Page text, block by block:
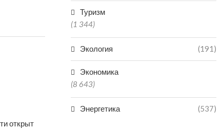
открыт
Туризм
(1 344)
Экология (191)
Экономика
(8 643)
Энергетика (537)